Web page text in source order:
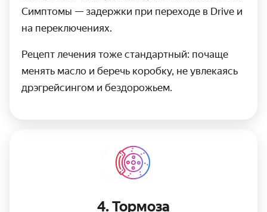
Симптомы — задержки при переходе в Drive и
на переключениях.
Рецепт лечения тоже стандартный: почаще
менять масло и беречь коробку, не увлекаясь
дрэгрейсингом и бездорожьем.
4. Тормоза